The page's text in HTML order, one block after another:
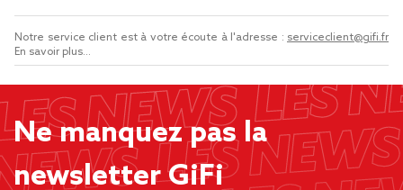
Notre service client est à votre écoute à l'adresse : serviceclient@gifi.fr
En savoir plus...
Ne manquez pas la
newsletter GiFi